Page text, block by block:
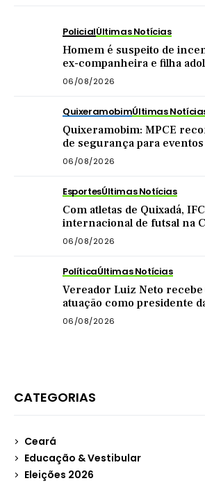
PolicialÚltimas Notícias
Homem é suspeito de
ex-companheira e filha
do imóvel
06/08/2026
QuixeramobimÚltimas
Quixeramobim: MPCE
de segurança para
acima de mil pessoas
06/08/2026
EsportesÚltimas Notícias
Com atletas de Quixadá,
internacional de futsal na
06/08/2026
PolíticaÚltimas Notícias
Vereador Luiz Neto
atuação como presidente
Quixadá
06/08/2026
CATEGORIAS
Ceará
Educação & Vestibular
Eleições 2026